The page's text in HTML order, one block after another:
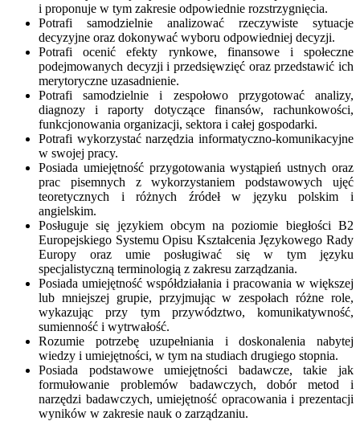
i proponuje w tym zakresie odpowiednie rozstrzygnięcia.
Potrafi samodzielnie analizować rzeczywiste sytuacje
decyzyjne oraz dokonywać wyboru odpowiedniej decyzji.
Potrafi ocenić efekty rynkowe, finansowe i społeczne
podejmowanych decyzji i przedsięwzięć oraz przedstawić ich
merytoryczne uzasadnienie.
Potrafi samodzielnie i zespołowo przygotować analizy,
diagnozy i raporty dotyczące finansów, rachunkowości,
funkcjonowania organizacji, sektora i całej gospodarki.
Potrafi wykorzystać narzędzia informatyczno-komunikacyjne
w swojej pracy.
Posiada umiejętność przygotowania wystąpień ustnych oraz
prac pisemnych z wykorzystaniem podstawowych ujęć
teoretycznych i różnych źródeł w języku polskim i
angielskim.
Posługuje się językiem obcym na poziomie biegłości B2
Europejskiego Systemu Opisu Kształcenia Językowego Rady
Europy oraz umie posługiwać się w tym języku
specjalistyczną terminologią z zakresu zarządzania.
Posiada umiejętność współdziałania i pracowania w większej
lub mniejszej grupie, przyjmując w zespołach różne role,
wykazując przy tym przywództwo, komunikatywność,
sumienność i wytrwałość.
Rozumie potrzebę uzupełniania i doskonalenia nabytej
wiedzy i umiejętności, w tym na studiach drugiego stopnia.
Posiada podstawowe umiejętności badawcze, takie jak
formułowanie problemów badawczych, dobór metod i
narzędzi badawczych, umiejętność opracowania i prezentacji
wyników w zakresie nauk o zarządzaniu.